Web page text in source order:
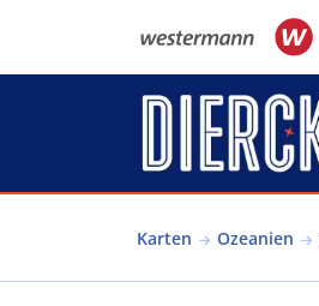
Karten Ozeanien